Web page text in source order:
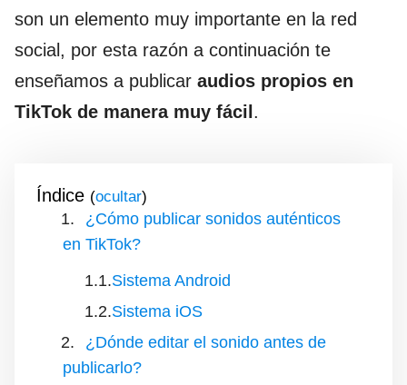
son un elemento muy importante en la red
social, por esta razón a continuación te
enseñamos a publicar audios propios en
TikTok de manera muy fácil .
Índice ( )
¿Cómo publicar sonidos auténticos
en TikTok?
Sistema Android
Sistema iOS
¿Dónde editar el sonido antes de
publicarlo?